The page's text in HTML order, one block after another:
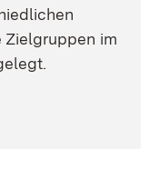
Zielgruppen im